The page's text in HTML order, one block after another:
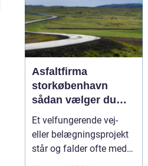
Asfaltfirma
storkøbenhavn
sådan vælger du
den rette
samarbejdspartner
Et velfungerende vej-
eller belægningsprojekt
står og falder ofte med